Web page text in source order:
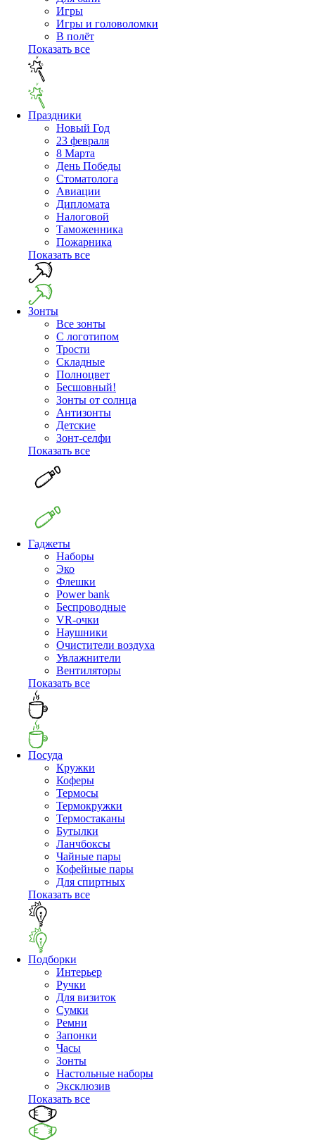
Игры
Игры и головоломки
В полёт
Показать все
Праздники
Новый Год
23 февраля
8 Марта
День Победы
Cтоматолога
Авиации
Дипломата
Налоговой
Таможенника
Пожарника
Показать все
Зонты
Все зонты
С логотипом
Трости
Складные
Полноцвет
Бесшовный!
Зонты от солнца
Антизонты
Детские
Зонт-селфи
Показать все
Гаджеты
Наборы
Эко
Флешки
Power bank
Беспроводные
VR-очки
Наушники
Очистители воздуха
Увлажнители
Вентиляторы
Показать все
Посуда
Кружки
Коферы
Термосы
Термокружки
Термостаканы
Бутылки
Ланчбоксы
Чайные пары
Кофейные пары
Для спиртных
Показать все
Подборки
Интерьер
Ручки
Для визиток
Сумки
Ремни
Запонки
Часы
Зонты
Настольные наборы
Эксклюзив
Показать все